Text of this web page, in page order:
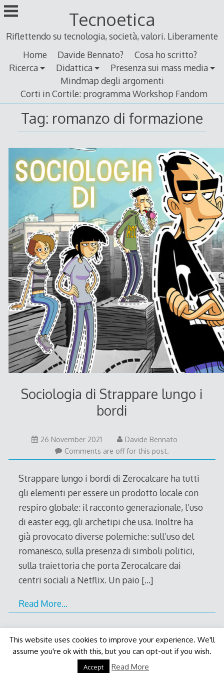
Skip
to
Tecnoetica
Riflettendo su tecnologia, società, valori. Liberamente
Home
Davide Bennato?
Cosa ho scritto?
Ricerca
Didattica
Presenza sui mass media
Mindmap degli argomenti
Corti in Cortile: programma Workshop Fandom
Tag: romanzo di formazione
Sociologia di Strappare lungo i
bordi
26 November 202126
November
2021
Davide Bennato
Comments are off for this post.
Strappare lungo i bordi di Zerocalcare ha tutti
gli elementi per essere un prodotto locale con
respiro globale: il racconto generazionale, l’uso
di easter egg, gli archetipi che usa. Inoltre ha
già provocato diverse polemiche: sull’uso del
romanesco, sulla presenza di simboli politici,
sulla traiettoria che porta Zerocalcare dai
centri sociali a Netflix. Un paio […]
Read More…
Decode Themeby Macho Themes
This website uses cookies to improve your experience. We'll
assume you're ok with this, but you can opt-out if you wish.
Accept Read More